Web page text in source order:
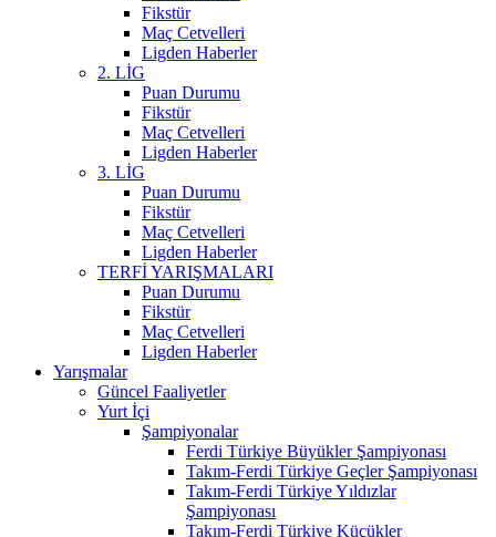
Fikstür
Maç Cetvelleri
Ligden Haberler
2. LİG
Puan Durumu
Fikstür
Maç Cetvelleri
Ligden Haberler
3. LİG
Puan Durumu
Fikstür
Maç Cetvelleri
Ligden Haberler
TERFİ YARIŞMALARI
Puan Durumu
Fikstür
Maç Cetvelleri
Ligden Haberler
Yarışmalar
Güncel Faaliyetler
Yurt İçi
Şampiyonalar
Ferdi Türkiye Büyükler Şampiyonası
Takım-Ferdi Türkiye Geçler Şampiyonası
Takım-Ferdi Türkiye Yıldızlar
Şampiyonası
Takım-Ferdi Türkiye Küçükler